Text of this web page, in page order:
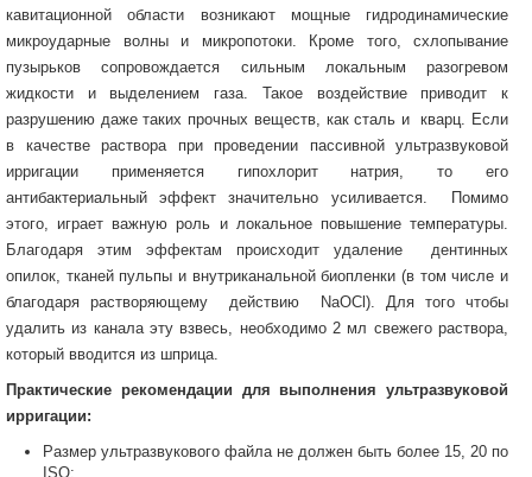
кавитационной области возникают мощные гидродинамические
микроударные волны и микропотоки. Кроме того, схлопывание
пузырьков сопровождается сильным локальным разогревом
жидкости и выделением газа. Такое воздействие приводит к
разрушению даже таких прочных веществ, как сталь и кварц. Если
в качестве раствора при проведении пассивной ультразвуковой
ирригации применяется гипохлорит натрия, то его
антибактериальный эффект значительно усиливается. Помимо
этого, играет важную роль и локальное повышение температуры.
Благодаря этим эффектам происходит удаление дентинных
опилок, тканей пульпы и внутриканальной биопленки (в том числе и
благодаря растворяющему действию NaOCl). Для того чтобы
удалить из канала эту взвесь, необходимо 2 мл свежего раствора,
который вводится из шприца.
Практические рекомендации для выполнения ультразвуковой
ирригации:
Размер ультразвукового файла не должен быть более 15, 20 по
ISO;